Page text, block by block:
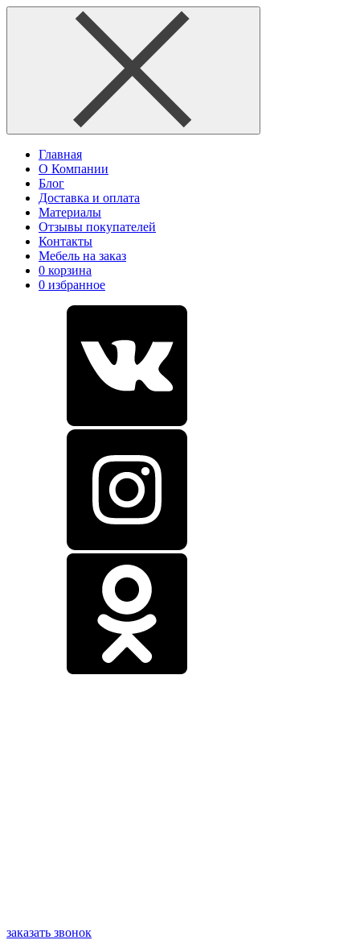
Главная
О Компании
Блог
Доставка и оплата
Материалы
Отзывы покупателей
Контакты
Мебель на заказ
0 корзина
0 избранное
заказать звонок